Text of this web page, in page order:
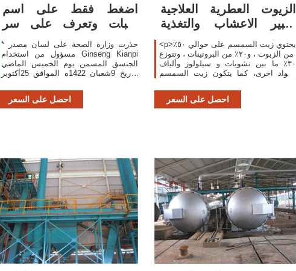
اضغط فقط على اسم
النبات وتعرف على سر
الاعشاب ..!! صفحة 2
* حذرت وزارة الصحة على لسان مصدر
مسؤول من استخدام Ginseng Kianpi
الجنسق المسمن يوم الخميس الماضي
بتاريخ 9شعبان 1422ه الموافق 25أكتوبر
أن بعض المستحضرات العشبية والتي
احصل على السعر
الزيوت العطرية العلاجية
-خبير الاعشاب والتغذية
العلاجية
<p>يحتوي زيت السمسم على حوالي ٥٠٪
من الزيوت ، و٢٠٪ من البروتينات ، وتتوزع
٣٠٪ ما بين نشويات و سيلولوز وألياف
ومواد اخرى، كما يتكون زيت السمسم
بينها الحامض الكتاني والحامض
احصل على السعر